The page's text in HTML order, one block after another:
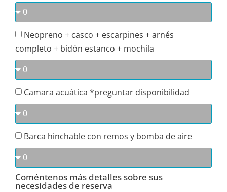
Neopreno + casco + escarpines + arnés
completo + bidón estanco + mochila
Camara acuática *preguntar disponibilidad
Barca hinchable con remos y bomba de aire
Coméntenos más detalles sobre sus
necesidades de reserva